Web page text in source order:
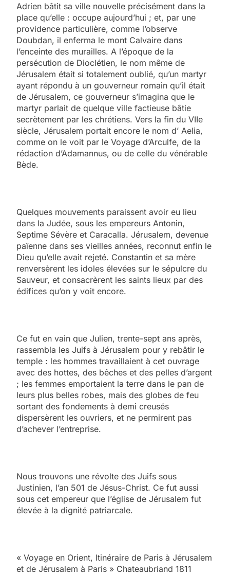
Adrien bâtit sa ville nouvelle précisément dans la
place qu’elle : occupe aujourd’hui ; et, par une
providence particulière, comme l’observe
Doubdan, il enferma le mont Calvaire dans
l’enceinte des murailles. A l’époque de la
persécution de Dioclétien, le nom même de
Jérusalem était si totalement oublié, qu’un martyr
ayant répondu à un gouverneur romain qu’il était
de Jérusalem, ce gouverneur s’imagina que le
martyr parlait de quelque ville factieuse bâtie
secrètement par les chrétiens. Vers la fin du VIIe
siècle, Jérusalem portait encore le nom d’ Aelia,
comme on le voit par le Voyage d’Arculfe, de la
rédaction d’Adamannus, ou de celle du vénérable
Bède.
Quelques mouvements paraissent avoir eu lieu
dans la Judée, sous les empereurs Antonin,
Septime Sévère et Caracalla. Jérusalem, devenue
païenne dans ses vieilles années, reconnut enfin le
Dieu qu’elle avait rejeté. Constantin et sa mère
renversèrent les idoles élevées sur le sépulcre du
Sauveur, et consacrèrent les saints lieux par des
édifices qu’on y voit encore.
Ce fut en vain que Julien, trente-sept ans après,
rassembla les Juifs à Jérusalem pour y rebâtir le
temple : les hommes travaillaient à cet ouvrage
avec des hottes, des bêches et des pelles d’argent
; les femmes emportaient la terre dans le pan de
leurs plus belles robes, mais des globes de feu
sortant des fondements à demi creusés
dispersèrent les ouvriers, et ne permirent pas
d’achever l’entreprise.
Nous trouvons une révolte des Juifs sous
Justinien, l’an 501 de Jésus-Christ. Ce fut aussi
sous cet empereur que l’église de Jérusalem fut
élevée à la dignité patriarcale.
« Voyage en Orient, Itinéraire de Paris à Jérusalem
et de Jérusalem à Paris » Chateaubriand 1811